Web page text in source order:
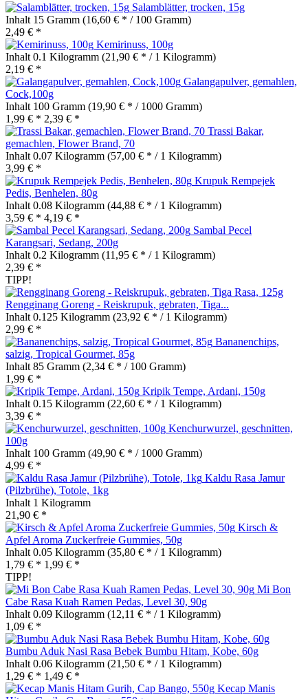
Salamblätter, trocken, 15g
Inhalt 15 Gramm (16,60 € * / 100 Gramm)
2,49 € *
Kemirinuss, 100g
Inhalt 0.1 Kilogramm (21,90 € * / 1 Kilogramm)
2,19 € *
Galangapulver, gemahlen,
Cock,100g
Inhalt 100 Gramm (19,90 € * / 1000 Gramm)
1,99 € * 2,39 € *
Trassi Bakar,
gemachlen, Flower Brand, 70
Inhalt 0.07 Kilogramm (57,00 € * / 1 Kilogramm)
3,99 € *
Krupuk Rempejek
Pedis, Benhelen, 80g
Inhalt 0.08 Kilogramm (44,88 € * / 1 Kilogramm)
3,59 € * 4,19 € *
Sambal Pecel
Karangsari, Sedang, 200g
Inhalt 0.2 Kilogramm (11,95 € * / 1 Kilogramm)
2,39 € *
TIPP!
Rengginang Goreng - Reiskrupuk, gebraten, Tiga...
Inhalt 0.125 Kilogramm (23,92 € * / 1 Kilogramm)
2,99 € *
Bananenchips,
salzig, Tropical Gourmet, 85g
Inhalt 85 Gramm (2,34 € * / 100 Gramm)
1,99 € *
Kripik Tempe, Ardani, 150g
Inhalt 0.15 Kilogramm (22,60 € * / 1 Kilogramm)
3,39 € *
Kenchurwurzel, geschnitten,
100g
Inhalt 100 Gramm (49,90 € * / 1000 Gramm)
4,99 € *
Kaldu Rasa Jamur
(Pilzbrühe), Totole, 1kg
Inhalt 1 Kilogramm
21,90 € *
Kirsch &
Apfel Aroma Zuckerfreie Gummies, 50g
Inhalt 0.05 Kilogramm (35,80 € * / 1 Kilogramm)
1,79 € * 1,99 € *
TIPP!
Mi Bon
Cabe Rasa Kuah Ramen Pedas, Level 30, 90g
Inhalt 0.09 Kilogramm (12,11 € * / 1 Kilogramm)
1,09 € *
Bumbu Aduk Nasi Rasa Bebek Bumbu Hitam, Kobe, 60g
Inhalt 0.06 Kilogramm (21,50 € * / 1 Kilogramm)
1,29 € * 1,49 € *
Kecap Manis